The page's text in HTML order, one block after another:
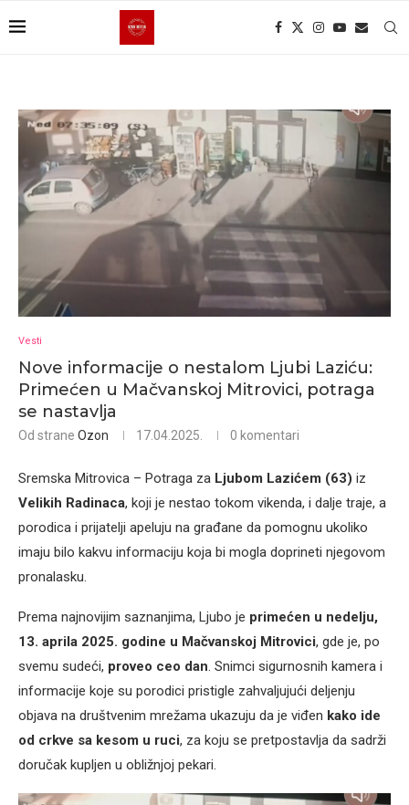
Vesti
Nove informacije o nestalom Ljubi Laziću:
Primećen u Mačvanskoj Mitrovici, potraga
se nastavlja
Od strane Ozon 17.04.2025. 0 komentari
Sremska Mitrovica – Potraga za Ljubom Lazićem (63) iz
Velikih Radinaca, koji je nestao tokom vikenda, i dalje traje, a
porodica i prijatelji apeluju na građane da pomognu ukoliko
imaju bilo kakvu informaciju koja bi mogla doprineti njegovom
pronalasku.
Prema najnovijim saznanjima, Ljubo je primećen u nedelju,
13. aprila 2025. godine u Mačvanskoj Mitrovici, gde je, po
svemu sudeći, proveo ceo dan. Snimci sigurnosnih kamera i
informacije koje su porodici pristigle zahvaljujući deljenju
objava na društvenim mrežama ukazuju da je viđen kako ide
od crkve sa kesom u ruci, za koju se pretpostavlja da sadrži
doručak kupljen u obližnjoj pekari.